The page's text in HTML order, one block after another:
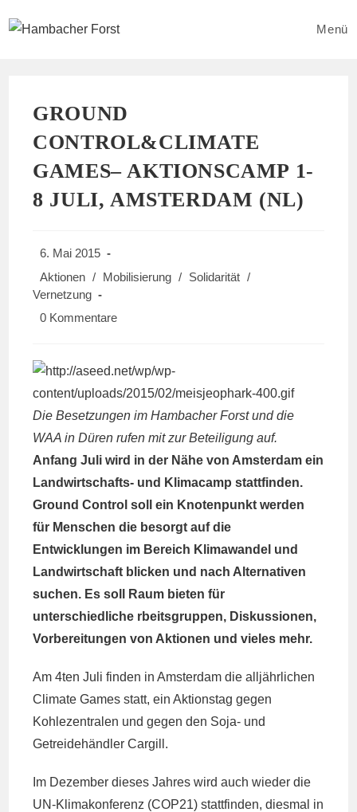
Inhalt
Menü
GROUND
CONTROL&CLIMATE
GAMES– AKTIONSCAMP 1-
8 JULI, AMSTERDAM (NL)
Beitrag
6. Mai 2015
Beitrags-
Kategorie:
Aktionen / Mobilisierung / Solidarität /
Vernetzung
Beitrags-
0 Kommentare
Die Besetzungen im Hambacher Forst und die
WAA in Düren rufen mit zur Beteiligung auf.
Anfang Juli wird in der Nähe von Amsterdam ein
Landwirtschafts- und Klimacamp stattfinden.
Ground Control soll ein Knotenpunkt werden
für Menschen die besorgt auf die
Entwicklungen im Bereich Klimawandel und
Landwirtschaft blicken und nach Alternativen
suchen. Es soll Raum bieten für
unterschiedliche rbeitsgruppen, Diskussionen,
Vorbereitungen von Aktionen und vieles mehr.
Am 4ten Juli finden in Amsterdam die alljährlichen
Climate Games statt, ein Aktionstag gegen
Kohlezentralen und gegen den Soja- und
Getreidehändler Cargill.
Im Dezember dieses Jahres wird auch wieder die
UN-Klimakonferenz (COP21) stattfinden, diesmal in